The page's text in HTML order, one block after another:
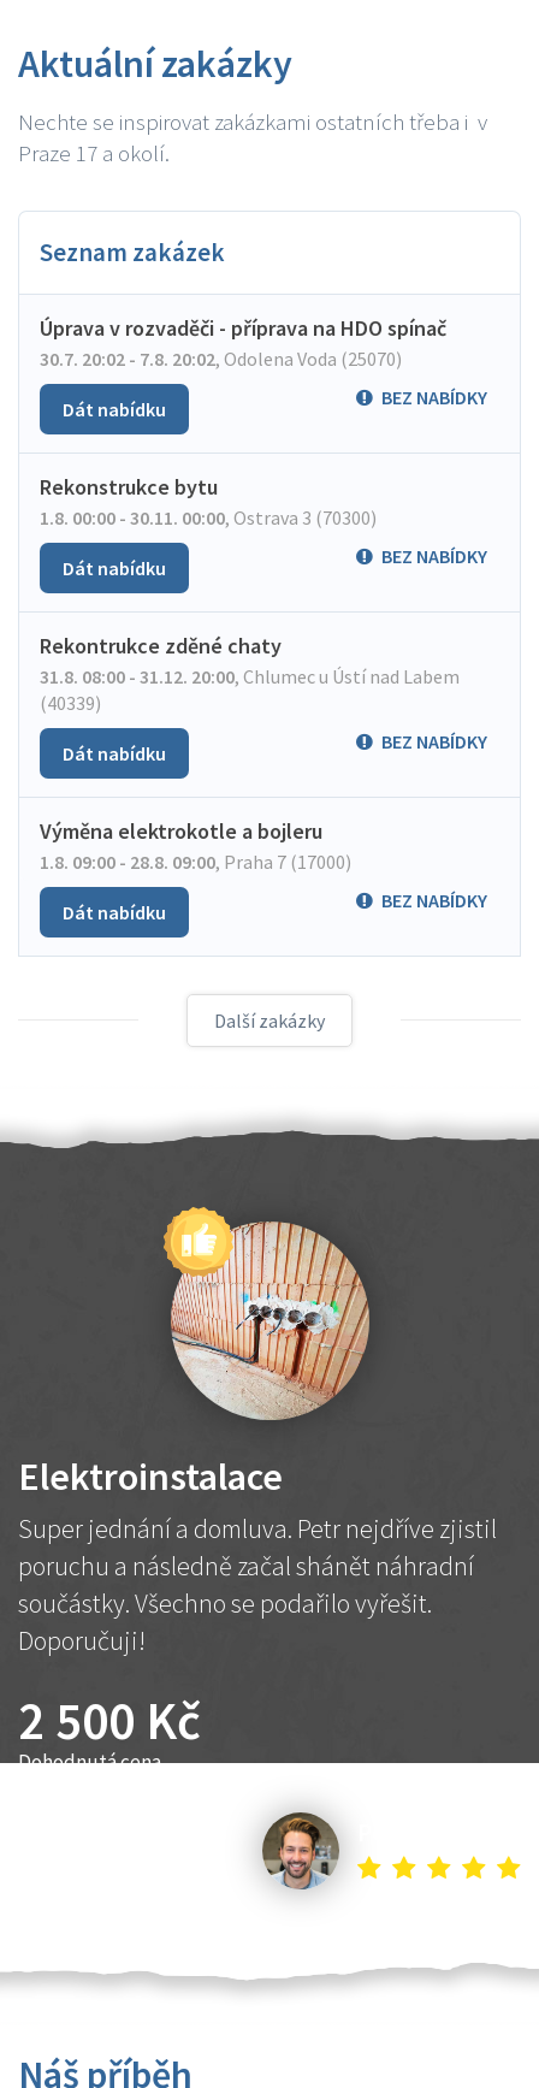
Aktuální zakázky
Nechte se inspirovat zakázkami ostatních třeba i v
Praze 17 a okolí.
Seznam zakázek
Úprava v rozvaděči - příprava na HDO spínač
30.7. 20:02 - 7.8. 20:02, Odolena Voda (25070)
BEZ NABÍDKY
Dát nabídku
Rekonstrukce bytu
1.8. 00:00 - 30.11. 00:00, Ostrava 3 (70300)
BEZ NABÍDKY
Dát nabídku
Rekontrukce zděné chaty
31.8. 08:00 - 31.12. 20:00, Chlumec u Ústí nad Labem
(40339)
BEZ NABÍDKY
Dát nabídku
Výměna elektrokotle a bojleru
1.8. 09:00 - 28.8. 09:00, Praha 7 (17000)
BEZ NABÍDKY
Dát nabídku
Další zakázky
Elektroinstalace
Super jednání a domluva. Petr nejdříve zjistil
poruchu a následně začal shánět náhradní
součástky. Všechno se podařilo vyřešit.
Doporučuji!
2 500 Kč
Dohodnutá cena
Náš příběh